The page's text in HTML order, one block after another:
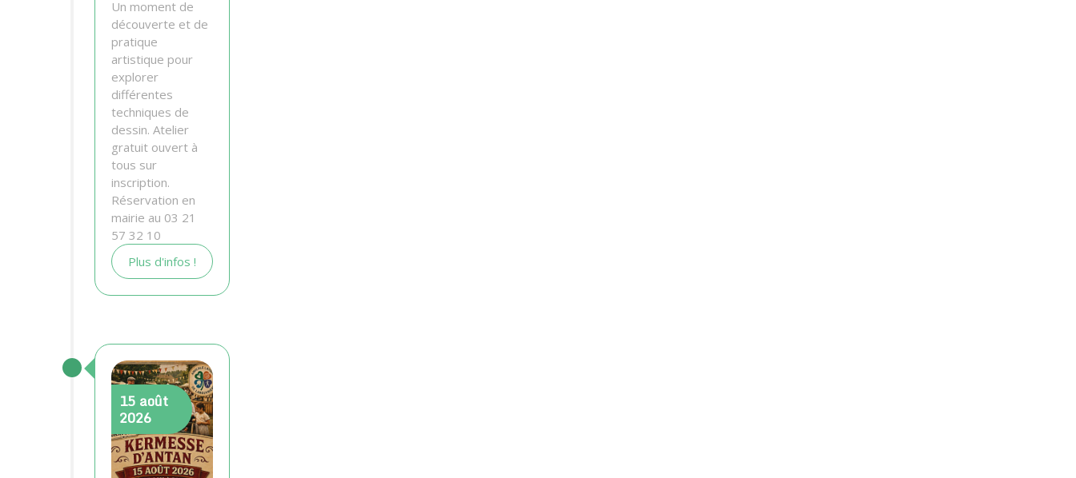
Un moment de
découverte et de
pratique
artistique pour
explorer
différentes
techniques de
dessin. Atelier
gratuit ouvert à
tous sur
inscription.
Réservation en
mairie au 03 21
57 32 10
Plus d'infos !
15 août
2026